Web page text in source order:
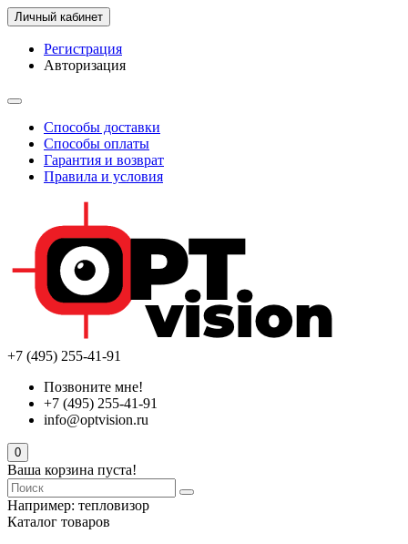
Личный кабинет
Регистрация
Авторизация
Способы доставки
Способы оплаты
Гарантия и возврат
Правила и условия
+7 (495) 255-41-91
Позвоните мне!
+7 (495) 255-41-91
info@optvision.ru
0
Ваша корзина пуста!
Например: тепловизор
Каталог товаров